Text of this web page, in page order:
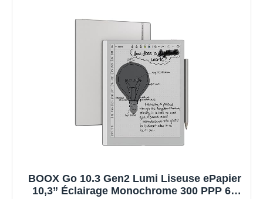
BOOX Go 10.3 Gen2 Lumi Liseuse ePapier
10,3” Éclairage Monochrome 300 PPP 64